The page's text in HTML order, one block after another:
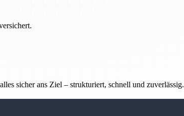
sicher ans Ziel – strukturiert, schnell und zuverlässig.